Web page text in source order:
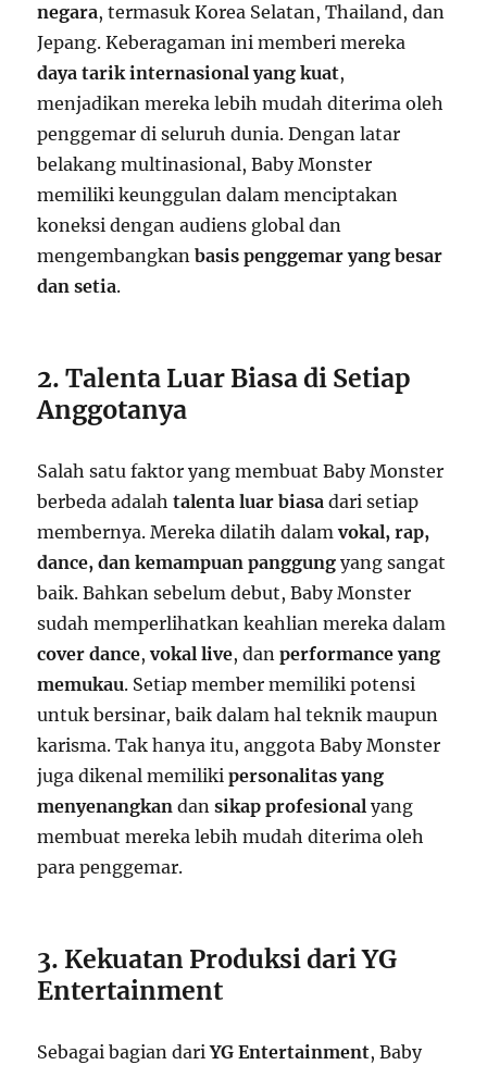
negara, termasuk Korea Selatan, Thailand, dan
Jepang. Keberagaman ini memberi mereka
daya tarik internasional yang kuat,
menjadikan mereka lebih mudah diterima oleh
penggemar di seluruh dunia. Dengan latar
belakang multinasional, Baby Monster
memiliki keunggulan dalam menciptakan
koneksi dengan audiens global dan
mengembangkanbasis penggemar yang besar
dan setia.
2. Talenta Luar Biasa di Setiap
Anggotanya
Salah satu faktor yang membuat Baby Monster
berbeda adalahtalenta luar biasa dari setiap
membernya. Mereka dilatih dalamvokal, rap,
dance, dan kemampuan panggung yang sangat
baik. Bahkan sebelum debut, Baby Monster
sudah memperlihatkan keahlian mereka dalam
cover dance,vokal live, danperformance yang
memukau. Setiap member memiliki potensi
untuk bersinar, baik dalam hal teknik maupun
karisma. Tak hanya itu, anggota Baby Monster
juga dikenal memilikipersonalitas yang
menyenangkan dansikap profesional yang
membuat mereka lebih mudah diterima oleh
para penggemar.
3. Kekuatan Produksi dari YG
Entertainment
Sebagai bagian dariYG Entertainment, Baby